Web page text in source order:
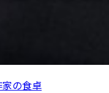
家の食卓